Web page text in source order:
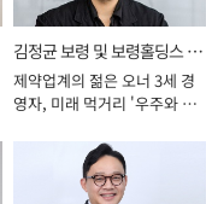
김정균 보령 및 보령홀딩스 대
표이사 사장
제약업계의 젊은 오너 3세 경
영자, 미래 먹거리 '우주와 헬